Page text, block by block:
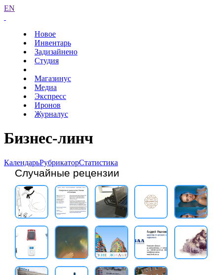
EN
Новое
Инвентарь
Задизайнено
Студия
Магазинус
Медиа
Экспресс
Иронов
Журналус
Бизнес-линч
КалендарьРубрикаторСтатистика
Случайные рецензии